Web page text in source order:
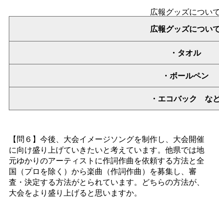
広報グッズについ
広報グッズについ
・タオル
・ボールペン
・エコバックな
【問６】今後、大会イメージソングを制作し、大会開催
に向け盛り上げていきたいと考えています。他県では地
元ゆかりのアーティストに作詞作曲を依頼する方法と全
国（プロを除く）から楽曲（作詞作曲）を募集し、審
査・決定する方法がとられています。どちらの方法が、
大会をより盛り上げると思いますか。